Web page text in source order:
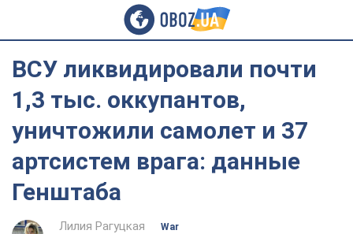
ВСУ ликвидировали почти
1,3 тыс. оккупантов,
уничтожили самолет и 37
артсистем врага: данные
Генштаба
Лилия Рагуцкая
War